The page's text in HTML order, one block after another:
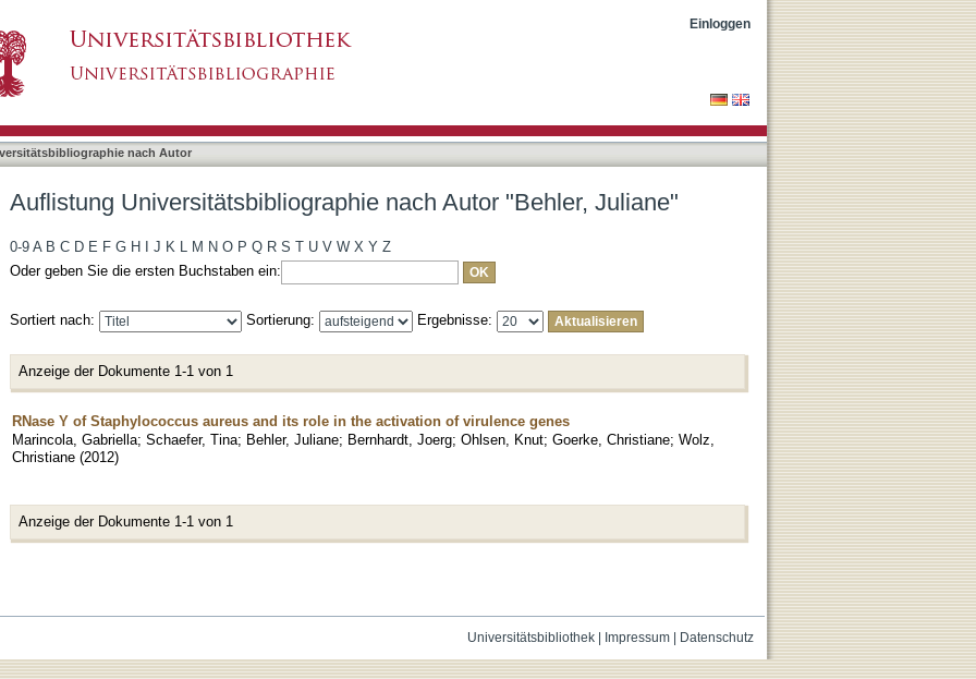
Einloggen
nach Autor
Auflistung Universitätsbibliographie nach Autor "Behler, Juliane"
0-9 A B C D E F G H J K L M N O P Q R S T U V W X Y Z
Oder geben Sie die ersten Buchstaben ein:
Sortiert nach: Sortierung: Ergebnisse:
Anzeige der Dokumente 1-1 von 1
RNase Y of Staphylococcus aureus and its role in the activation of virulence genes
Marincola, Gabriella; Schaefer, Tina; Behler, Juliane; Bernhardt, Joerg; Ohlsen, Knut; Goerke, Christiane; Wolz,
Christiane (2012)
Anzeige der Dokumente 1-1 von 1
Universitätsbibliothek| Impressum| Datenschutz